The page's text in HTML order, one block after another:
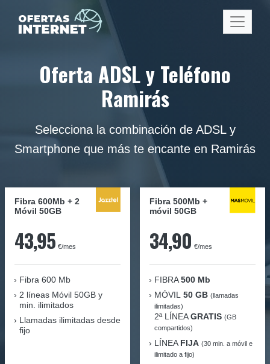
Oferta ADSL y Teléfono
Ramirás
Selecciona la combinación de ADSL y
Smartphone que más te encante en Ramirás
Fibra 600Mb + 2
Móvil 50GB
43,95 €/mes
Fibra 600 Mb
2 líneas Móvil 50GB y
min. ilimitados
Llamadas ilimitadas desde
fijo
Fibra 500Mb +
móvil 50GB
34,90 €/mes
FIBRA 500 Mb
MÓVIL 50 GB (llamadas
ilimitadas)
2ª LÍNEAGRATIS (GB
compartidos)
LÍNEA FIJA (30 min. a móvil e
ilimitado a fijo)